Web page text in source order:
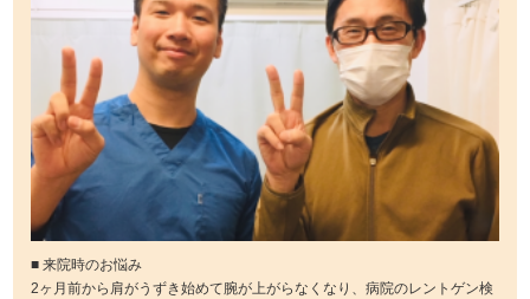
■ 来院時のお悩み
2ヶ月前から肩がうずき始めて腕が上がらなくなり、病院のレントゲン検